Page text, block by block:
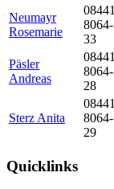
Neumayr
Rosemarie
08441
8064-
33
Päsler
Andreas
08441
8064-
28
Sterz Anita
08441
8064-
29
Quicklinks